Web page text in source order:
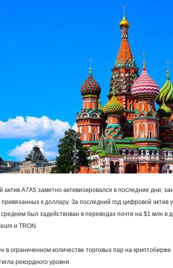
актив A7A5 заметно активизировался в последние дни,
к доллару. За последний год цифровой актив
был задействован в переводах почти на $1 млн в
и TRON.
в ограниченном количестве торговых пар на
рекордного уровня.